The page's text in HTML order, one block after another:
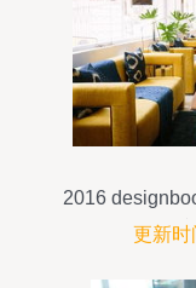
2016
更新时